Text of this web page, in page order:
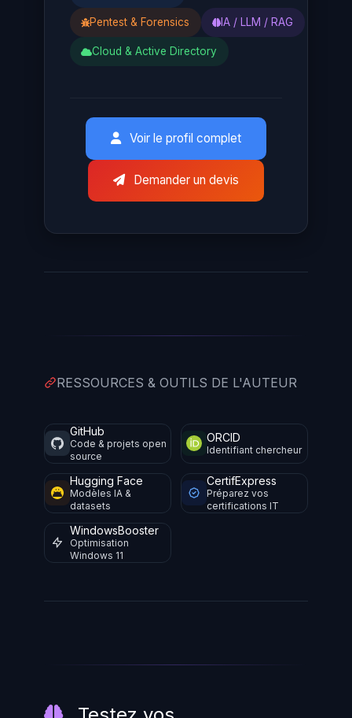
Pentest & Forensics IA / LLM / RAG
Cloud & Active Directory
Voir le profil complet
Demander un devis
RESSOURCES & OUTILS DE L'AUTEUR
GitHub
Code & projets open
source
ORCID
Identifiant chercheur
Hugging Face
Modèles IA &
datasets
CertifExpress
Préparez vos
certifications IT
WindowsBooster
Optimisation
Windows 11